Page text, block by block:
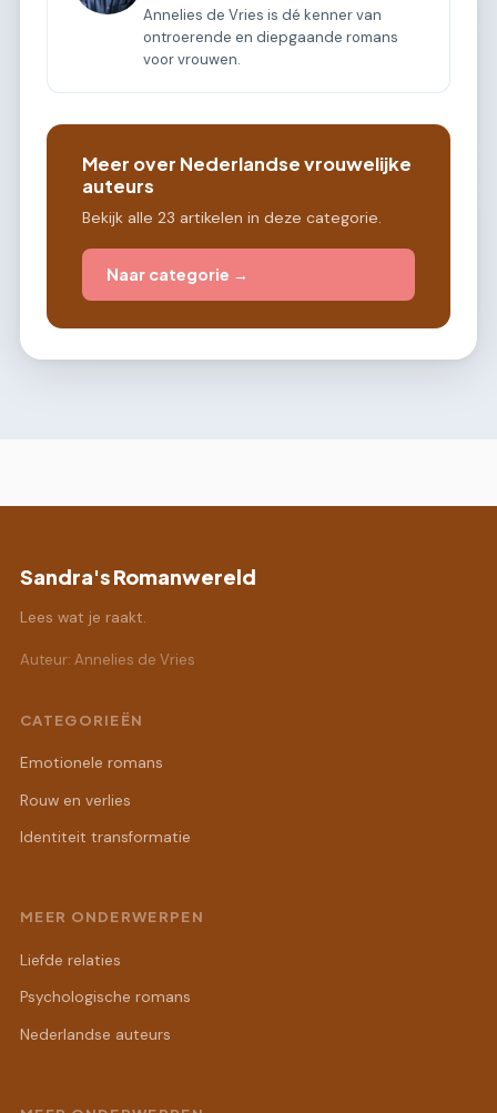
Annelies de Vries is dé kenner van
ontroerende en diepgaande romans
voor vrouwen.
Meer over Nederlandse vrouwelijke
auteurs
Bekijk alle 23 artikelen in deze categorie.
Naar categorie →
Sandra's Romanwereld
Lees wat je raakt.
Auteur: Annelies de Vries
CATEGORIEËN
Emotionele romans
Rouw en verlies
Identiteit transformatie
MEER ONDERWERPEN
Liefde relaties
Psychologische romans
Nederlandse auteurs